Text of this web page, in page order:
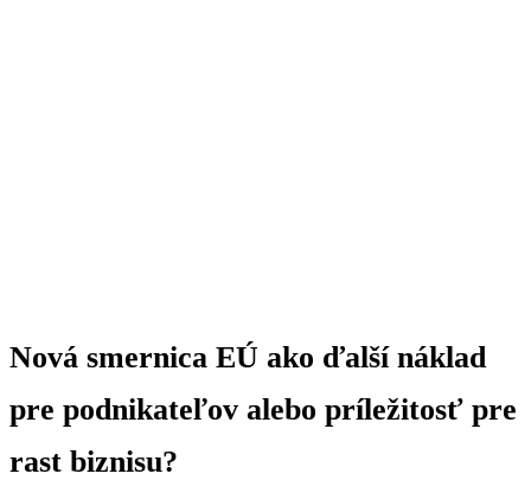
Nová smernica EÚ ako ďalší náklad
pre podnikateľov alebo príležitosť pre
rast biznisu?